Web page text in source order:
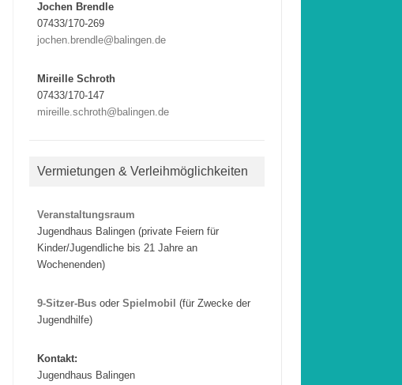
Jochen Brendle
07433/170-269
jochen.brendle@balingen.de
Mireille Schroth
07433/170-147
mireille.schroth@balingen.de
Vermietungen & Verleihmöglichkeiten
Veranstaltungsraum
Jugendhaus Balingen (private Feiern für
Kinder/Jugendliche bis 21 Jahre an
Wochenenden)
9-Sitzer-Bus oderSpielmobil (für Zwecke der
Jugendhilfe)
Kontakt:
Jugendhaus Balingen